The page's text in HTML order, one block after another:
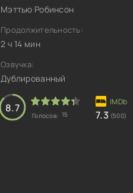
Мэттью Робинсон
Продолжительность:
2 ч 14 мин
Озвучка:
Дублированный
8.7
Голосов: 15 7.3 (500)